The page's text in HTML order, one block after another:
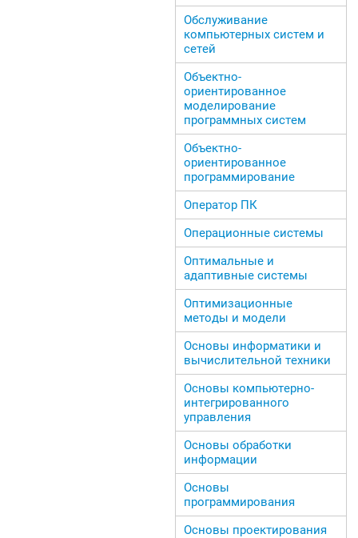
Обслуживание
компьютерных систем и
сетей
Объектно-
ориентированное
моделирование
программных систем
Объектно-
ориентированное
программирование
Оператор ПК
Операционные системы
Оптимальные и
адаптивные системы
Оптимизационные
методы и модели
Основы информатики и
вычислительной техники
Основы компьютерно-
интегрированного
управления
Основы обработки
информации
Основы
программирования
Основы проектирования